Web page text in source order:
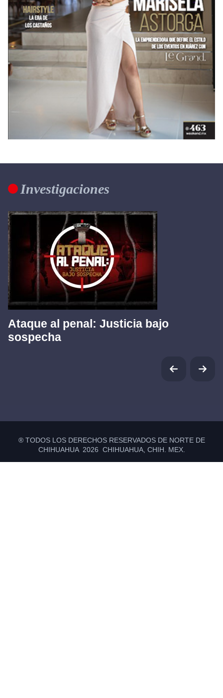
Investigaciones
Ataque al penal: Justicia bajo
sospecha
® TODOS LOS DERECHOS RESERVADOS DE NORTE DE
CHIHUAHUA 2026 CHIHUAHUA, CHIH. MEX.